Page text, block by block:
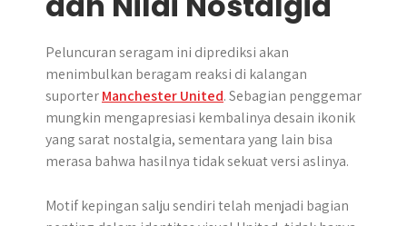
Peluncuran seragam ini diprediksi akan
menimbulkan beragam reaksi di kalangan
suporterManchester United. Sebagian penggemar
mungkin mengapresiasi kembalinya desain ikonik
yang sarat nostalgia, sementara yang lain bisa
merasa bahwa hasilnya tidak sekuat versi aslinya.
Motif kepingan salju sendiri telah menjadi bagian